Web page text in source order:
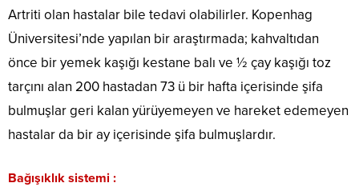
Artriti olan hastalar bile tedavi olabilirler. Kopenhag
Üniversitesi’nde yapılan bir araştırmada; kahvaltıdan
önce bir yemek kaşığı kestane balı ve ½ çay kaşığı toz
tarçını alan 200 hastadan 73 ü bir hafta içerisinde şifa
bulmuşlar geri kalan yürüyemeyen ve hareket edemeyen
hastalar da bir ay içerisinde şifa bulmuşlardır.
Bağışıklık sistemi :